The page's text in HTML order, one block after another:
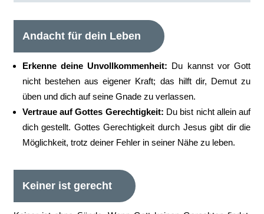
Andacht für dein Leben
Erkenne deine Unvollkommenheit: Du kannst vor Gott
nicht bestehen aus eigener Kraft; das hilft dir, Demut zu
üben und dich auf seine Gnade zu verlassen.
Vertraue auf Gottes Gerechtigkeit: Du bist nicht allein auf
dich gestellt. Gottes Gerechtigkeit durch Jesus gibt dir die
Möglichkeit, trotz deiner Fehler in seiner Nähe zu leben.
Keiner ist gerecht